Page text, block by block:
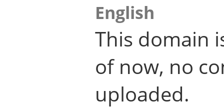
English
This domain
of now, no
uploaded.